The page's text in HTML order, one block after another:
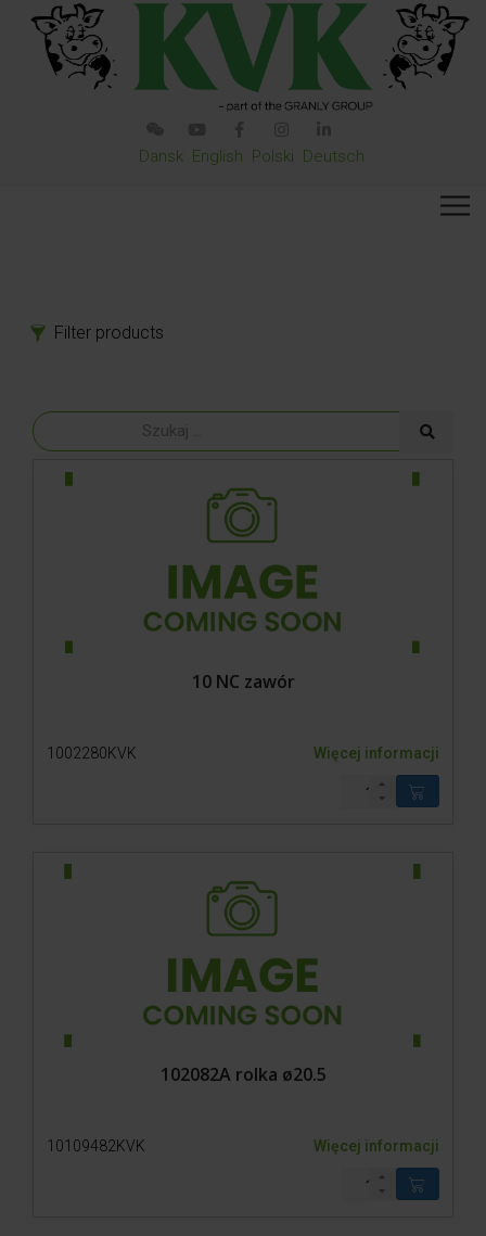
Dansk English Polski Deutsch
Filter products
Akcesoria
10 NC zawór
1002280KVK Więcej informacji
102082A rolka ø20.5
10109482KVK Więcej informacji